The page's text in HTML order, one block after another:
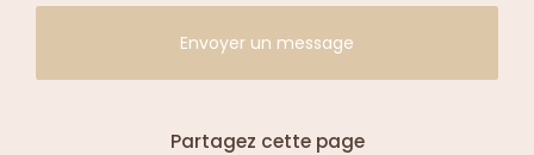
Envoyer un message
Partagez cette page